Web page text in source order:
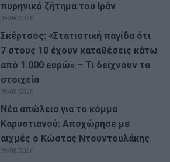
πυρηνικό ζήτημα του Ιράν
09/08/2026
Σκέρτσος: «Στατιστική παγίδα ότι
7 στους 10 έχουν καταθέσεις κάτω
από 1.000 ευρώ» – Τι δείχνουν τα
στοιχεία
09/08/2026
Νέα απώλεια για το κόμμα
Καρυστιανού: Αποχώρησε με
αιχμές ο Κώστας Ντουντουλάκης
09/08/2026